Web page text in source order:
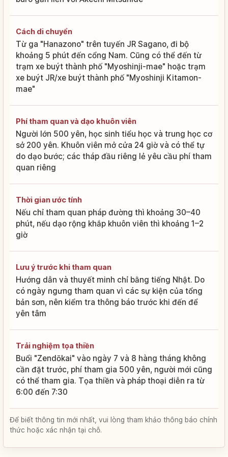
Cách di chuyển
Từ ga "Hanazono" trên tuyến JR Sagano, đi bộ
khoảng 5 phút đến cổng Nam. Cũng có thể đến từ
trạm xe buýt thành phố "Myoshinji-mae" hoặc trạm
xe buýt JR/xe buýt thành phố "Myoshinji Kitamon-
mae"
Phí tham quan và dạo khuôn viên
Người lớn 500 yên, học sinh tiểu học và trung học cơ
sở 200 yên. Khuôn viên mở cửa 24 giờ và có thể tự
do dạo bước; các tháp đầu riêng lẻ yêu cầu phí tham
quan riêng
Thời gian ước tính
Nếu chỉ tham quan pháp đường thì khoảng 30–40
phút, nếu dạo rộng khắp khuôn viên thì khoảng 1–2
giờ
Lưu ý trước khi tham quan
Hướng dẫn và thuyết minh chỉ bằng tiếng Nhật. Do
có ngày ngưng tham quan vì các sự kiện của tổng
bản sơn, nên kiểm tra thông báo trước khi đến để
yên tâm
Trải nghiệm tọa thiền
Buổi "Zendōkai" vào ngày 7 và 8 hàng tháng không
cần đặt trước, phí tham gia 500 yên, người mới cũng
có thể tham gia. Tọa thiền và pháp thoại diễn ra từ
6:00 đến 7:30
Để biết thông tin mới nhất, vui lòng tham khảo thông báo chính
thức hoặc xác nhận tại chỗ.